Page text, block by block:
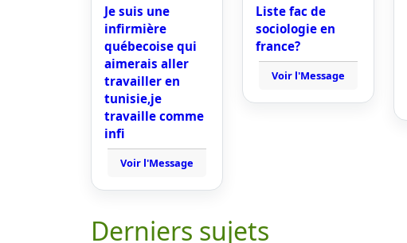
Je suis une
infirmière
québecoise qui
aimerais aller
travailler en
tunisie,je
travaille comme
infi
Voir l'Message
Liste fac de
sociologie en
france?
Voir l'Message
Derniers sujets